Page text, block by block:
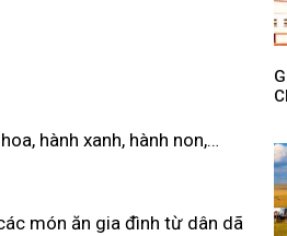
hành xanh, hành non,…
món ăn gia đình từ dân dã